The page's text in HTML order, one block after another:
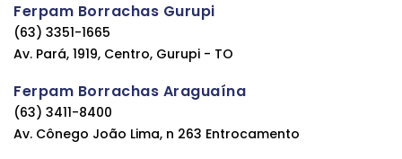
Ferpam Borrachas Gurupi
(63) 3351-1665
Av. Pará, 1919, Centro, Gurupi - TO
Ferpam Borrachas Araguaína
(63) 3411-8400
Av. Cônego João Lima, n 263 Entrocamento